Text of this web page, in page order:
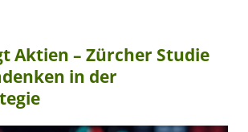
Aktien – Zürcher Studie
in der